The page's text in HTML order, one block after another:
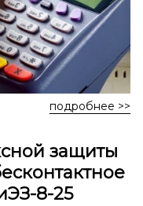
подробнее >>
защиты
8-25